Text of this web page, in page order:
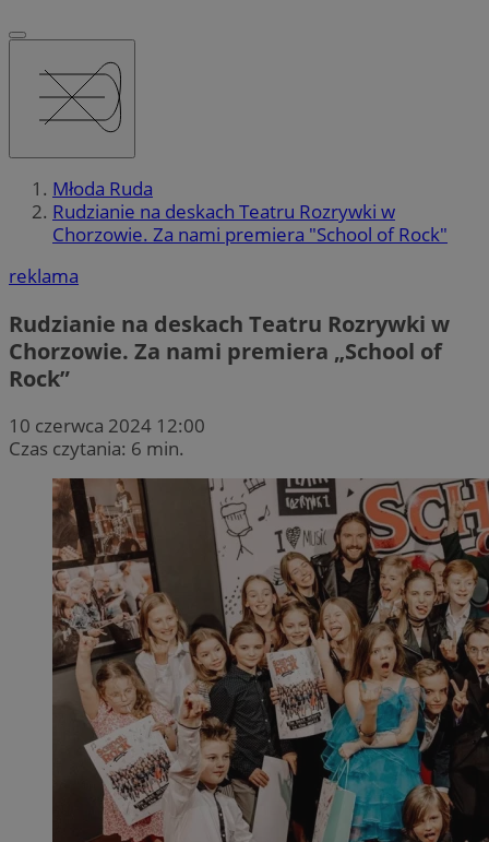
Młoda Ruda
Rudzianie na deskach Teatru Rozrywki w
Chorzowie. Za nami premiera "School of Rock"
reklama
Rudzianie na deskach Teatru Rozrywki w
Chorzowie. Za nami premiera „School of
Rock”
10 czerwca 2024 12:00
Czas czytania: 6 min.